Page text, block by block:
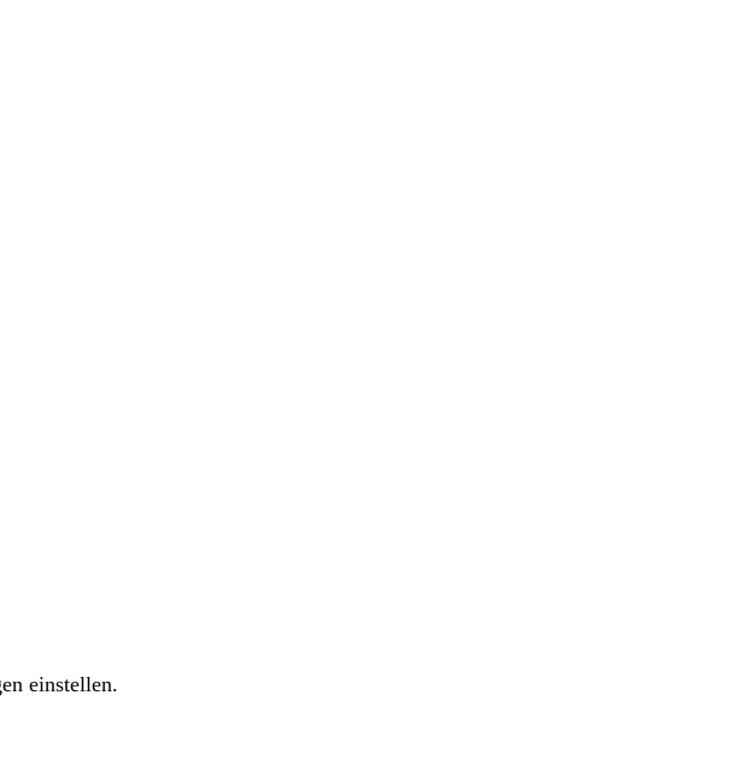
einstellen.